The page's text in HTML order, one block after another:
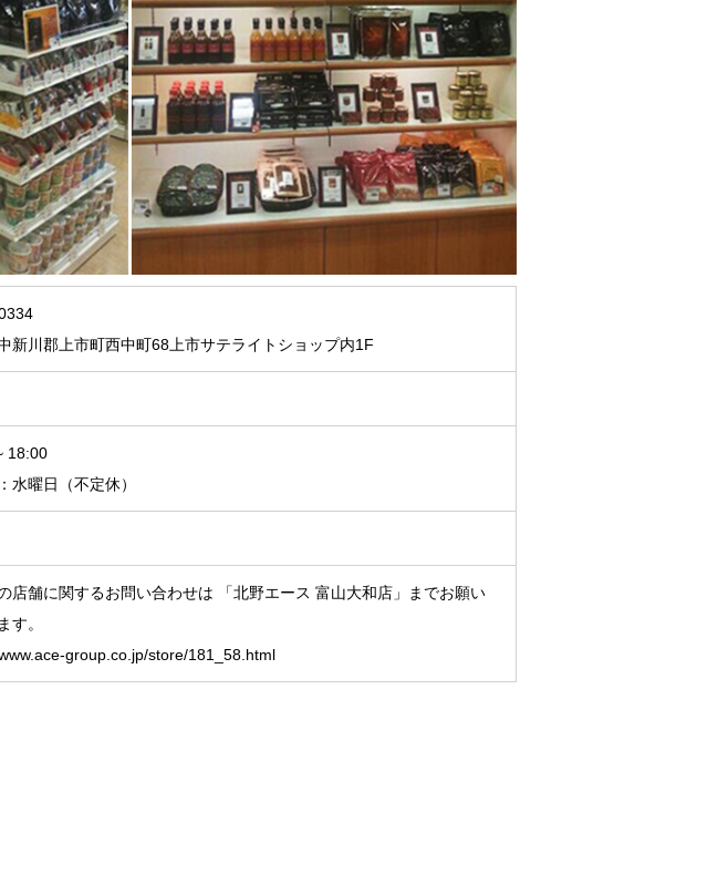
新川郡上市町西中町68上市サテライトショップ内1F
18:00
水曜日（不定休）
店舗に関するお問い合わせは 「北野エース 富山大和店」までお願い
す。
group.co.jp/store/181_58.html